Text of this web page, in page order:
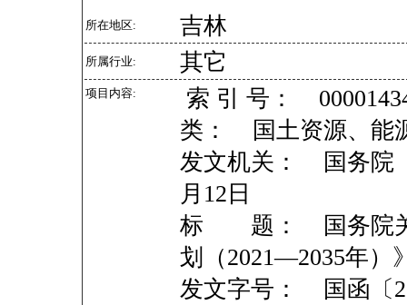
所在地区: 吉林
所属行业: 其它
项目内容:
索 引 号：
类： 国土资源、能
发文机关： 国务
月12日
标 题： 国务院关
划（2021—2035年）
发文字号： 国函〔